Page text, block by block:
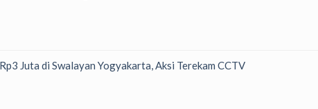
Juta di Swalayan Yogyakarta, Aksi Terekam CCTV